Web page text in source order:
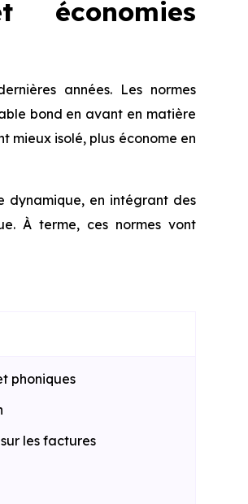
années. Les normes
bond en avant en matière
mieux isolé, plus économe en
dynamique, en intégrant des
À terme, ces normes vont
phoniques
les factures